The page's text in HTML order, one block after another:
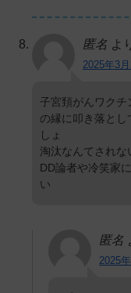
匿名 よ
2025年3
子宮頚がんワクチ
の縁に叩き落と
しょ
淘汰なんてされな
DD論者や冷笑家
い
匿名
2025